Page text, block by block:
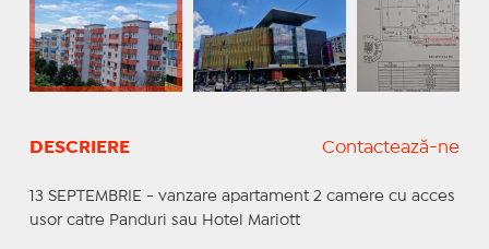
DESCRIERE Contactează-ne
13 SEPTEMBRIE - vanzare apartament 2 camere cu acces
usor catre Panduri sau Hotel Mariott